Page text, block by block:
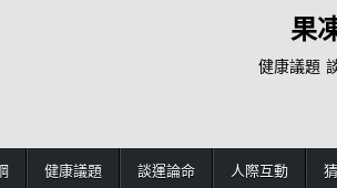
果
健康議題
健康議題 談運論命 人際互動